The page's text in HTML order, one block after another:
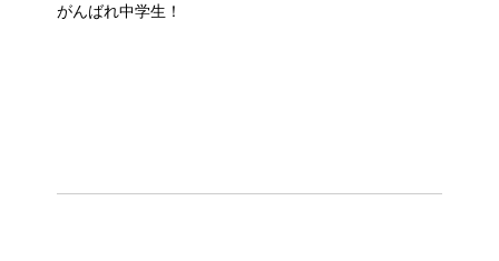
がんばれ中学生！